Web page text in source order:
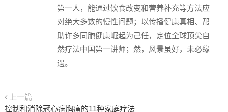
第一人，能通过饮食改变和营养补充等方法应
对绝大多数的慢性问题；以传播健康真相、帮
助许多同胞健康崛起为己任，定位全球顶尖自
然疗法中国第一讲师；然，风景虽好，未必缘
遇。
上一篇
控制和消除冠心病胸痛的11种家庭疗法